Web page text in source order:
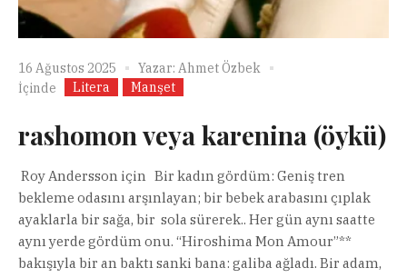
16 Ağustos 2025 Yazar: Ahmet Özbek
İçinde
Litera Manşet
rashomon veya karenina (öykü)
Roy Andersson için Bir kadın gördüm: Geniş tren
bekleme odasını arşınlayan; bir bebek arabasını çıplak
ayaklarla bir sağa, bir sola sürerek.. Her gün aynı saatte
aynı yerde gördüm onu. “Hiroshima Mon Amour”**
bakışıyla bir an baktı sanki bana: galiba ağladı. Bir adam,